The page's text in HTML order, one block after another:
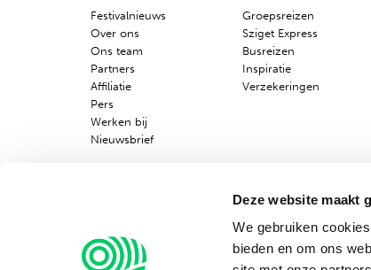
Deze website maakt
We gebruiken
bieden en om ons
Festivalnieuws
Over ons
Ons team
Partners
Affiliatie
Pers
Werken bij
Nieuwsbrief
Groepsreizen
Sziget Express
Busreizen
Inspiratie
Verzekeringen